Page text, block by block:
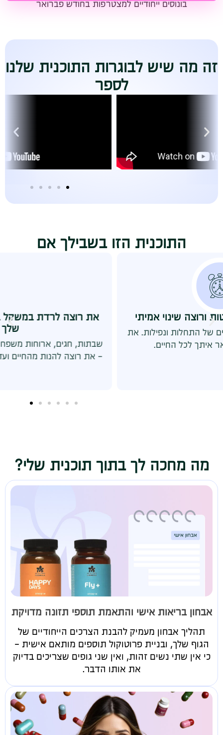
בונוסים ייחודיים למצטרפות בחודש פברואר
זה מה שיש לבוגרות התוכנית שלנו
לספר
התוכנית הזו בשבילך אם
את רוצה לרדת במשקל בלי לוותר על החיים
שבתות, חגים, ארוחות משפחתיות, יציאות עם חברות
- את רוצה להנות מהחיים ועדיין לשמור על גוף בריא.
מה מחכה לך בתוך תוכנית שלי?
אבחון בריאות אישי והתאמת תוספי תזונה מדויקת
תהליך אבחון מעמיק להבנת הצרכים הייחודיים של
הגוף שלך, ובניית פרוטוקול תוספים מותאם אישית -
כי אין שתי נשים זהות, ואין שני גופים שצריכים בדיוק
את אותו הדבר.